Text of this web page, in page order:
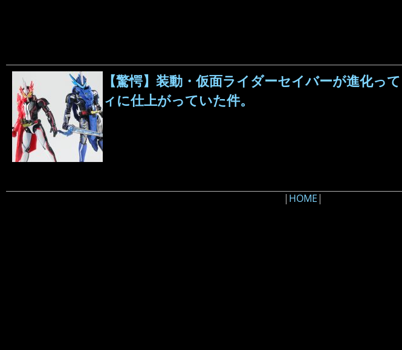
【驚愕】装動・仮面ライダーセイバーが進化っ
ィに仕上がっていた件。
| HOME|